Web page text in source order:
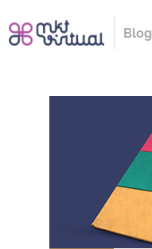
Blog